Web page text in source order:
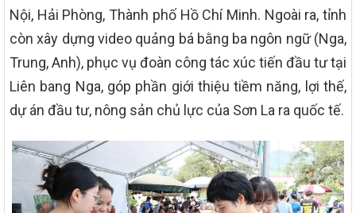
Nội, Hải Phòng, Thành phố Hồ Chí Minh. Ngoài ra, tỉnh
còn xây dựng video quảng bá bằng ba ngôn ngữ (Nga,
Trung, Anh), phục vụ đoàn công tác xúc tiến đầu tư tại
Liên bang Nga, góp phần giới thiệu tiềm năng, lợi thế,
dự án đầu tư, nông sản chủ lực của Sơn La ra quốc tế.